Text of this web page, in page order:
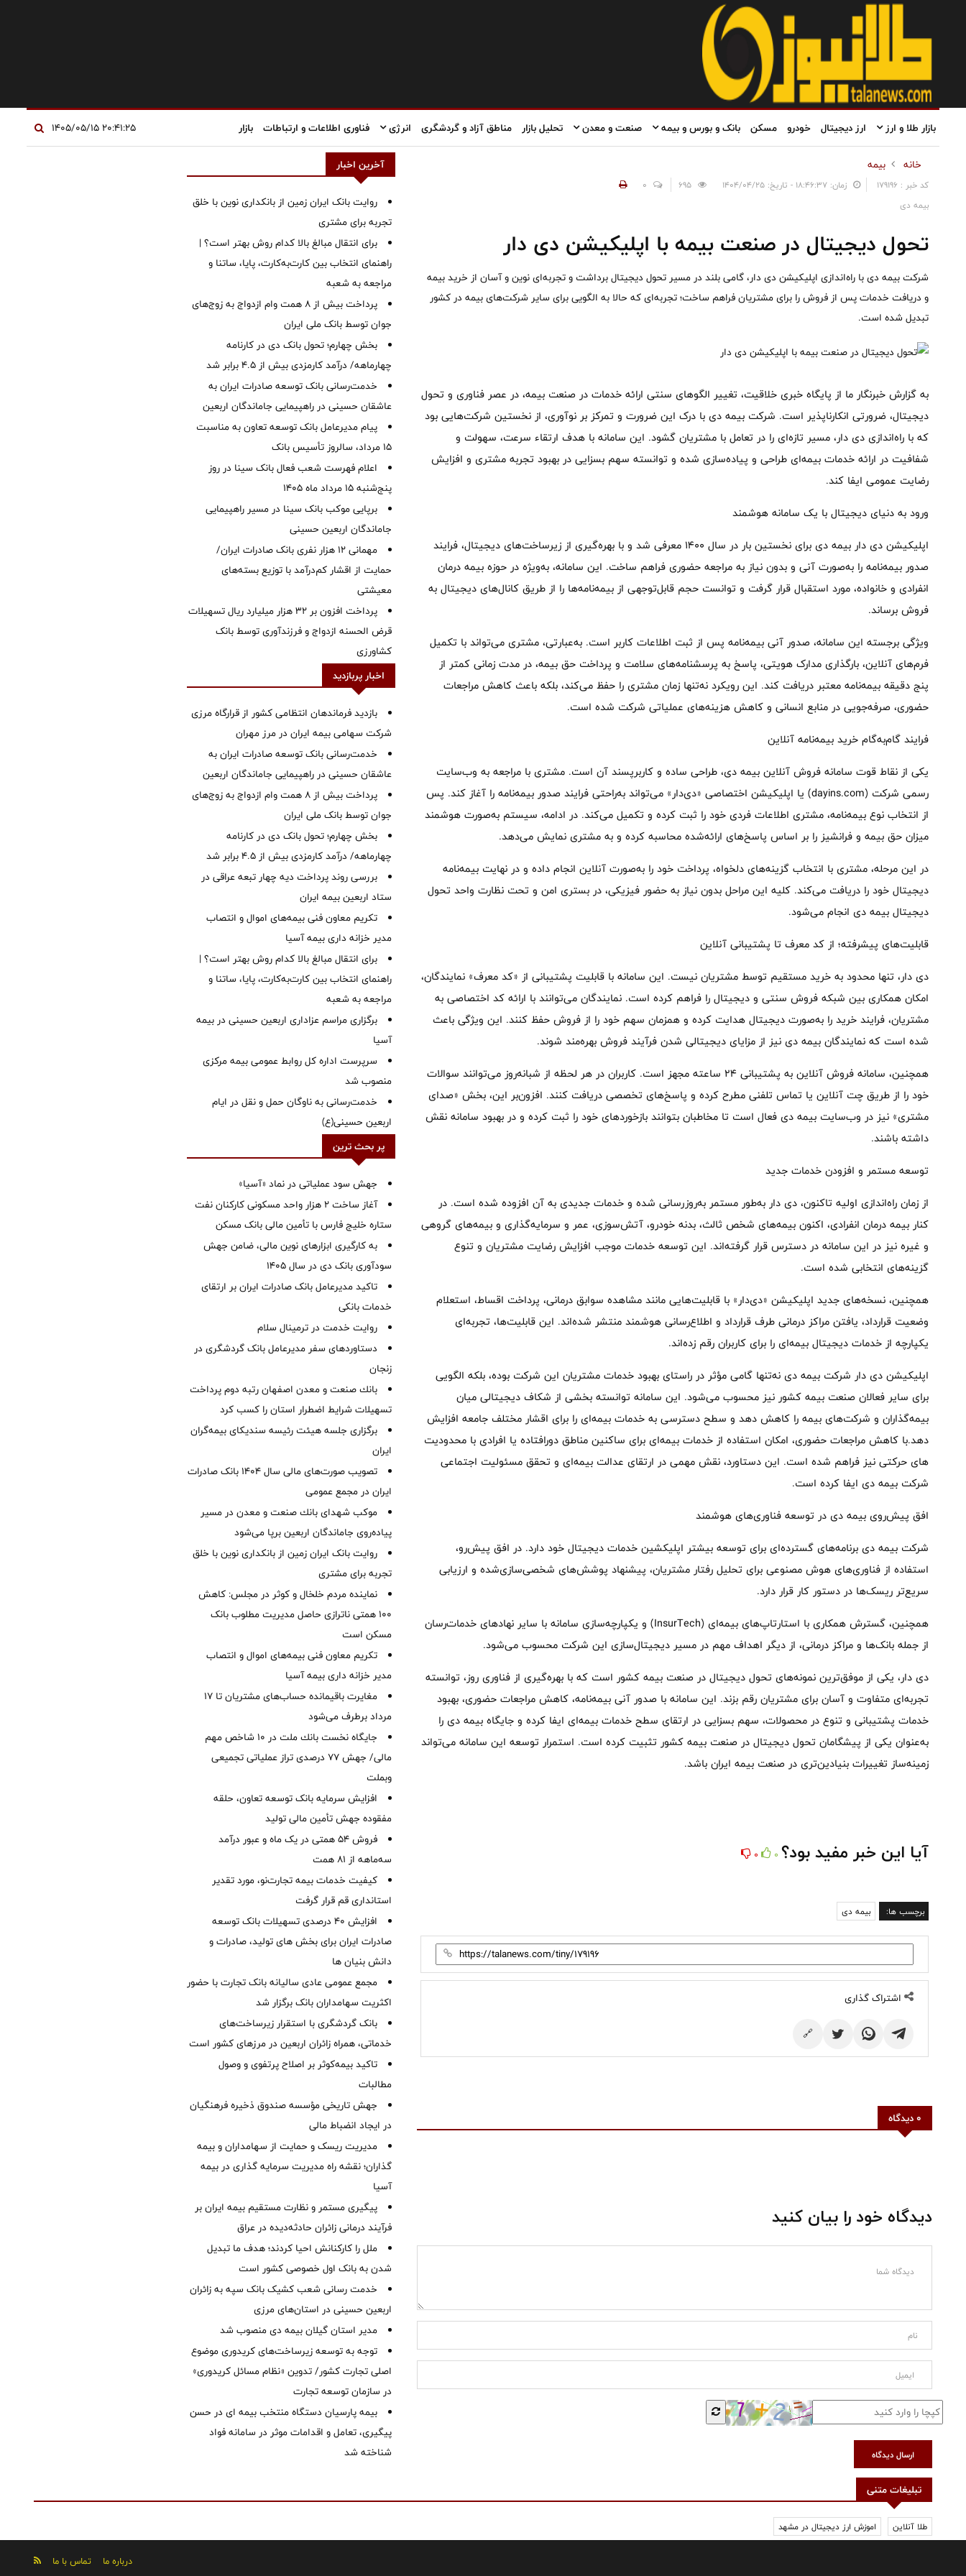
بازار طلا و ارز ارز دیجیتال خودرو مسکن بانک و بورس و بیمه صنعت و معدن تحلیل بازار مناطق آزاد و گردشگری انرژی فناوری اطلاعات و ارتباطات بازار
خانه بیمه
کد خبر : 179196 زمان: ۱۸:۴۶:۳۷ - تاریخ: ۱۴۰۴/۰۴/۲۵
0
بیمه دی
تحول دیجیتال در صنعت بیمه با اپلیکیشن دی دار
شرکت بیمه دی با راه‌اندازی اپلیکیشن دی دار، گامی بلند در مسیر تحول دیجیتال برداشت و تجربه‌ای نوین و آسان از خرید بیمه
و دریافت خدمات پس از فروش را برای مشتریان فراهم ساخت؛ تجربه‌ای که حالا به الگویی برای سایر شرکت‌های بیمه در کشور
تبدیل شده است.
به گزارش خبرنگار ما از پایگاه خبری خلاقیت، تغییر الگوهای سنتی ارائه خدمات در صنعت بیمه، در عصر فناوری و تحول
دیجیتال، ضرورتی انکارناپذیر است. شرکت بیمه دی با درک این ضرورت و تمرکز بر نوآوری، از نخستین شرکت‌هایی بود
که با راه‌اندازی دی دار، مسیر تازه‌ای را در تعامل با مشتریان گشود. این سامانه با هدف ارتقاء سرعت، سهولت و
شفافیت در ارائه خدمات بیمه‌ای طراحی و پیاده‌سازی شده و توانسته سهم بسزایی در بهبود تجربه مشتری و افزایش
رضایت عمومی ایفا کند.
ورود به دنیای دیجیتال با یک سامانه هوشمند
اپلیکیشن دی دار بیمه دی برای نخستین بار در سال ۱۴۰۰ معرفی شد و با بهره‌گیری از زیرساخت‌های دیجیتال، فرایند
صدور بیمه‌نامه را به‌صورت آنی و بدون نیاز به مراجعه حضوری فراهم ساخت. این سامانه، به‌ویژه در حوزه بیمه درمان
انفرادی و خانواده، مورد استقبال قرار گرفت و توانست حجم قابل‌توجهی از بیمه‌نامه‌ها را از طریق کانال‌های دیجیتال به
فروش برساند.
ویژگی برجسته این سامانه، صدور آنی بیمه‌نامه پس از ثبت اطلاعات کاربر است. به‌عبارتی، مشتری می‌تواند با تکمیل
فرم‌های آنلاین، بارگذاری مدارک هویتی، پاسخ به پرسشنامه‌های سلامت و پرداخت حق بیمه، در مدت زمانی کمتر از
پنج دقیقه بیمه‌نامه معتبر دریافت کند. این رویکرد نه‌تنها زمان مشتری را حفظ می‌کند، بلکه باعث کاهش مراجعات
حضوری، صرفه‌جویی در منابع انسانی و کاهش هزینه‌های عملیاتی شرکت شده است.
فرایند گام‌به‌گام خرید بیمه‌نامه آنلاین
یکی از نقاط قوت سامانه فروش آنلاین بیمه دی، طراحی ساده و کاربرپسند آن است. مشتری با مراجعه به وب‌سایت
رسمی شرکت (dayins.com) یا اپلیکیشن اختصاصی «دی‌دار» می‌تواند به‌راحتی فرایند صدور بیمه‌نامه را آغاز کند. پس
از انتخاب نوع بیمه‌نامه، مشتری اطلاعات فردی خود را ثبت کرده و تکمیل می‌کند. در ادامه، سیستم به‌صورت هوشمند
میزان حق بیمه و فرانشیز را بر اساس پاسخ‌های ارائه‌شده محاسبه کرده و به مشتری نمایش می‌دهد.
در این مرحله، مشتری با انتخاب گزینه‌های دلخواه، پرداخت خود را به‌صورت آنلاین انجام داده و در نهایت بیمه‌نامه
دیجیتال خود را دریافت می‌کند. کلیه این مراحل بدون نیاز به حضور فیزیکی، در بستری امن و تحت نظارت واحد تحول
دیجیتال بیمه دی انجام می‌شود.
قابلیت‌های پیشرفته؛ از کد معرف تا پشتیبانی آنلاین
دی دار، تنها محدود به خرید مستقیم توسط مشتریان نیست. این سامانه با قابلیت پشتیبانی از «کد معرف» نمایندگان،
امکان همکاری بین شبکه فروش سنتی و دیجیتال را فراهم کرده است. نمایندگان می‌توانند با ارائه کد اختصاصی به
مشتریان، فرایند خرید را به‌صورت دیجیتال هدایت کرده و همزمان سهم خود را از فروش حفظ کنند. این ویژگی باعث
شده است که نمایندگان بیمه دی نیز از مزایای دیجیتالی شدن فرآیند فروش بهره‌مند شوند.
همچنین، سامانه فروش آنلاین به پشتیبانی ۲۴ ساعته مجهز است. کاربران در هر لحظه از شبانه‌روز می‌توانند سوالات
خود را از طریق چت آنلاین یا تماس تلفنی مطرح کرده و پاسخ‌های تخصصی دریافت کنند. افزون‌بر این، بخش «صدای
مشتری» نیز در وب‌سایت بیمه دی فعال است تا مخاطبان بتوانند بازخوردهای خود را ثبت کرده و در بهبود سامانه نقش
داشته باشند.
توسعه مستمر و افزودن خدمات جدید
از زمان راه‌اندازی اولیه تاکنون، دی دار به‌طور مستمر به‌روزرسانی شده و خدمات جدیدی به آن افزوده شده است. در
کنار بیمه درمان انفرادی، اکنون بیمه‌های شخص ثالث، بدنه خودرو، آتش‌سوزی، عمر و سرمایه‌گذاری و بیمه‌های گروهی
و غیره نیز در این سامانه در دسترس قرار گرفته‌اند. این توسعه خدمات موجب افزایش رضایت مشتریان و تنوع
گزینه‌های انتخابی شده است.
همچنین، نسخه‌های جدید اپلیکیشن «دی‌دار» با قابلیت‌هایی مانند مشاهده سوابق درمانی، پرداخت اقساط، استعلام
وضعیت قرارداد، یافتن مراکز درمانی طرف قرارداد و اطلاع‌رسانی هوشمند منتشر شده‌اند. این قابلیت‌ها، تجربه‌ای
یکپارچه از خدمات دیجیتال بیمه‌ای را برای کاربران رقم زده‌اند.
اپلیکیشن دی دار شرکت بیمه دی نه‌تنها گامی مؤثر در راستای بهبود خدمات مشتریان این شرکت بوده، بلکه الگویی
برای سایر فعالان صنعت بیمه کشور نیز محسوب می‌شود. این سامانه توانسته بخشی از شکاف دیجیتالی میان
بیمه‌گذاران و شرکت‌های بیمه را کاهش دهد و سطح دسترسی به خدمات بیمه‌ای را برای اقشار مختلف جامعه افزایش
دهد.با کاهش مراجعات حضوری، امکان استفاده از خدمات بیمه‌ای برای ساکنین مناطق دورافتاده یا افرادی با محدودیت‌
های حرکتی نیز فراهم شده است. این دستاورد، نقش مهمی در ارتقای عدالت بیمه‌ای و تحقق مسئولیت اجتماعی
شرکت بیمه دی ایفا کرده است.
افق پیش‌روی بیمه دی در توسعه فناوری‌های هوشمند
شرکت بیمه دی برنامه‌های گسترده‌ای برای توسعه بیشتر اپلیکشین خدمات دیجیتال خود دارد. در افق پیش‌رو،
استفاده از فناوری‌های هوش مصنوعی برای تحلیل رفتار مشتریان، پیشنهاد پوشش‌های شخصی‌سازی‌شده و ارزیابی
سریع‌تر ریسک‌ها در دستور کار قرار دارد.
همچنین، گسترش همکاری با استارتاپ‌های بیمه‌ای (InsurTech) و یکپارچه‌سازی سامانه با سایر نهادهای خدمات‌رسان
از جمله بانک‌ها و مراکز درمانی، از دیگر اهداف مهم در مسیر دیجیتال‌سازی این شرکت محسوب می‌شود.
دی دار، یکی از موفق‌ترین نمونه‌های تحول دیجیتال در صنعت بیمه کشور است که با بهره‌گیری از فناوری روز، توانسته
تجربه‌ای متفاوت و آسان برای مشتریان رقم بزند. این سامانه با صدور آنی بیمه‌نامه، کاهش مراجعات حضوری، بهبود
خدمات پشتیبانی و تنوع در محصولات، سهم بسزایی در ارتقای سطح خدمات بیمه‌ای ایفا کرده و جایگاه بیمه دی را
به‌عنوان یکی از پیشگامان تحول دیجیتال در صنعت بیمه کشور تثبیت کرده است. استمرار توسعه این سامانه می‌تواند
زمینه‌ساز تغییرات بنیادین‌تری در صنعت بیمه ایران باشد.
آیا این خبر مفید بود؟ 0
0
برچسب ها: بیمه دی
اشتراک گذاری
🔗
0 دیدگاه
دیدگاه خود را بیان کنید
ارسال دیدگاه
آخرین اخبار
روایت بانک ایران زمین از بانکداری نوین با خلق
تجربه برای مشتری
برای انتقال مبالغ بالا کدام روش بهتر است؟ |
راهنمای انتخاب بین کارت‌به‌کارت، پایا، ساتنا و
مراجعه به شعبه
پرداخت بیش از ۸ همت وام ازدواج به زوج‌های
جوان توسط بانک ملی ایران
بخش چهارم؛ تحول بانک دی در کارنامه
چهارماهه/ درآمد کارمزدی بیش از ۴.۵ برابر شد
خدمت‌رسانی بانک توسعه صادرات ایران به
عاشقان حسینی در راهپیمایی جاماندگان اربعین
پیام مدیرعامل بانک توسعه تعاون به مناسبت
15 مرداد، سالروز تأسیس بانک
اعلام فهرست شعب فعال بانک سینا در روز
پنج‌شنبه 15 مرداد ماه 1405
برپایی موکب بانک سینا در مسیر راهپیمایی
جاماندگان اربعین حسینی
مهمانی ۱۲ هزار نفری بانک صادرات ایران/
حمایت از اقشار کم‌درآمد با توزیع بسته‌های
معیشتی
پرداخت افزون بر 32 هزار میلیارد ریال تسهیلات
قرض الحسنه ازدواج و فرزندآوری توسط بانک
کشاورزی
اخبار پربازدید
بازدید فرماندهان انتظامی کشور از قرارگاه مرزی
شرکت سهامی بیمه ایران در مرز مهران
خدمت‌رسانی بانک توسعه صادرات ایران به
عاشقان حسینی در راهپیمایی جاماندگان اربعین
پرداخت بیش از ۸ همت وام ازدواج به زوج‌های
جوان توسط بانک ملی ایران
بخش چهارم؛ تحول بانک دی در کارنامه
چهارماهه/ درآمد کارمزدی بیش از ۴.۵ برابر شد
بررسی روند پرداخت دیه چهار تبعه عراقی در
ستاد اربعین بیمه ایران
تکریم معاون فنی بیمه‌های اموال و انتصاب
مدیر خزانه داری بیمه آسیا
برای انتقال مبالغ بالا کدام روش بهتر است؟ |
راهنمای انتخاب بین کارت‌به‌کارت، پایا، ساتنا و
مراجعه به شعبه
برگزاری مراسم عزاداری اربعین حسینی در بیمه
آسیا
سرپرست اداره کل روابط عمومی بیمه مرکزی
منصوب شد
خدمت‌رسانی به ناوگان حمل و نقل در ایام
اربعین حسینی(ع)
پر بحث ترین
جهش سود عملیاتی در نماد «آسیا»
آغاز ساخت ۲ هزار واحد مسکونی کارکنان نفت
ستاره خلیج فارس با تأمین مالی بانک مسکن
به کارگیری ابزارهای نوین مالی، ضامن جهش
سودآوری بانک دی در سال 1405
تاکید مدیرعامل بانک صادرات ایران بر ارتقای
خدمات بانکی
روایت خدمت در ترمینال سلام
دستاوردهای سفر مدیرعامل بانک گردشگری در
زنجان
بانك صنعت و معدن اصفهان رتبه دوم پرداخت
تسهیلات شرایط اضطرار استان را كسب كرد
برگزاری جلسه هیئت رئیسه سندیکای بیمه‌گران
ایران
تصویب صورت‌های مالی سال ۱۴۰۴ بانک صادرات
ایران در مجمع عمومی
موكب شهدای بانك صنعت و معدن در مسیر
پیاده‌روی جاماندگان اربعین برپا می‌شود
روایت بانک ایران زمین از بانکداری نوین با خلق
تجربه برای مشتری
نماینده مردم خلخال و کوثر در مجلس: کاهش
۱۰۰ همتی ناترازی حاصل مدیریت مطلوب بانک
مسکن است
تکریم معاون فنی بیمه‌های اموال و انتصاب
مدیر خزانه داری بیمه آسیا
مغایرت‌ باقیمانده حساب‌های مشتریان تا ۱۷
مرداد برطرف می‌شود
جایگاه نخست بانك ملت در 10 شاخص مهم
مالی/ جهش 77 درصدی تراز عملیاتی تجمیعی
وبملت
افزایش سرمایه بانک توسعه تعاون، حلقه
مفقوده جهش تأمین مالی تولید
فروش 54 همتی در یک ماه و عبور درآمد
سه‌ماهه از 81 همت
کیفیت خدمات بیمه تجارت‌نو، مورد تقدیر
استانداری قم قرار گرفت
افزایش 40 درصدی تسهیلات بانک توسعه
صادرات ایران برای بخش های تولید، صادرات و
دانش بنیان ها
مجمع عمومی عادی سالیانه بانک تجارت با حضور
اکثریت سهامداران بانک برگزار شد
بانک گردشگری با استقرار زیرساخت‌های
خدماتی، همراه زائران اربعین در مرزهای کشور است
تاکید بیمه‌کوثر بر اصلاح پرتفوی و وصول
مطالبات ‌
جهش تاریخی مؤسسه صندوق ذخیره فرهنگیان
در ایجاد انضباط مالی
مدیریت ریسک و حمایت از سهامداران و بیمه
گذاران؛ نقشه راه مدیریت سرمایه گذاری در بیمه
آسیا
پیگیری مستمر و نظارت مستقیم بیمه ایران بر
فرآیند درمانی زائران حادثه‌دیده در عراق
ملل را کارکنانش احیا کردند؛ هدف ما تبدیل
شدن به بانک اول خصوصی کشور است
خدمت رسانی شعب کشیک بانک سپه به زائران
اربعین حسینی در استان‌‌های مرزی
‌مدیر استان گیلان بیمه دی منصوب شد
توجه به توسعه زیرساخت‌های کریدوری موضوع
اصلی تجارت کشور/ تدوین «نظام مسائل کریدوری»
در سازمان توسعه تجارت
بیمه پارسیان دستگاه منتخب بیمه ای در حسن
پیگیری، تعامل و اقدامات موثر در سامانه فواد
شناخته شد
تبلیغات متنی
طلا آنلاین اموزش ارز دیجیتال در مشهد
درباره ما
تماس با ما